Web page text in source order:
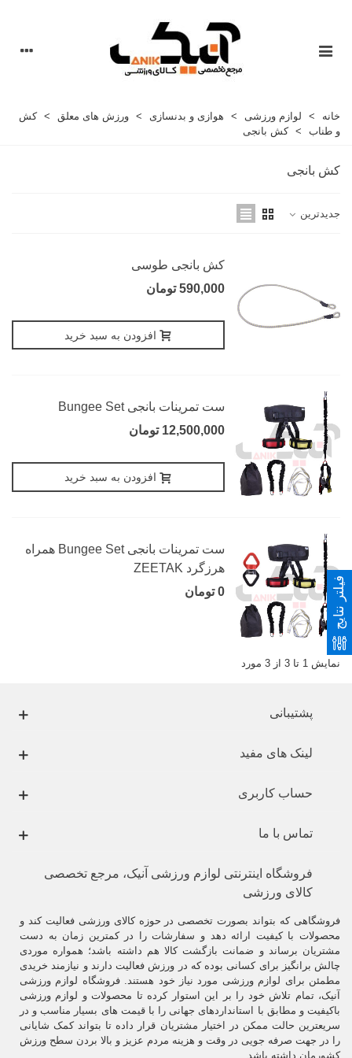
خانه > لوازم ورزشی > هوازی و بدنسازی > ورزش های معلق > کش
و طناب
> کش بانجی
کش بانجی
جدیدترین
کش بانجی طوسی
590,000 تومان
افزودن به سبد خرید
ست تمرینات بانجی Bungee Set
12,500,000 تومان
افزودن به سبد خرید
ست تمرینات بانجی Bungee Set همراه
هرزگرد ZEETAK
0 تومان
نمایش 1 تا 3 از 3 مورد
پشتیبانی
لینک های مفید
حساب کاربری
تماس با ما
فروشگاه اینترنتی لوازم ورزشی آنیک، مرجع تخصصی
کالای ورزشی
فروشگاهی که بتواند بصورت تخصصی در حوزه کالای ورزشی فعالیت کند و
محصولات با کیفیت ارائه دهد و سفارشات را در کمترین زمان به دست
مشتریان برساند و ضمانت بازگشت کالا هم داشته باشد؛ همواره موردی
چالش برانگیز برای کسانی بوده که در ورزش فعالیت دارند و نیازمند خریدی
مطمئن برای لوازم ورزشی مورد نیاز خود هستند. فروشگاه لوازم ورزشی
آنیک، تمام تلاش خود را بر این استوار کرده تا محصولات و لوازم ورزشی
باکیفیت و مطابق با استانداردهای جهانی را با قیمت های بسیار مناسب و در
سریعترین حالت ممکن در اختیار مشتریان قرار داده تا بتواند کمک شایانی
را در جهت صرفه جویی در وقت و هزینه مردم عزیز و بالا بردن سطح ورزش
کشورمان داشته باشد.
فیلتر نتایج